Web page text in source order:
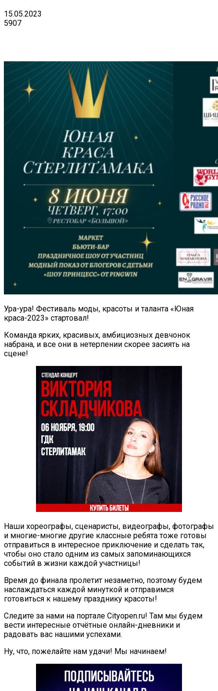
15.05.2023
5907
Ура-ура! Фестиваль моды, красоты и таланта «Юная
краса-2023» стартовал!
Команда ярких, красивых, амбициозных девчонок
набрана, и все они в нетерпении скорее засиять на
сцене!
Наши хореографы, сценаристы, видеографы, фотографы
и многие-многие другие классные ребята тоже готовы
отправиться в интересное приключение и сделать так,
чтобы оно стало одним из самых запоминающихся
событий в жизни каждой участницы!
Время до финала пролетит незаметно, поэтому будем
наслаждаться каждой минуткой и отправимся
готовиться к нашему празднику красоты!
Следите за нами на портале Cityopen.ru! Там мы будем
вести интересные отчётные онлайн-дневники и
радовать вас нашими успехами.
Ну, что, пожелайте нам удачи! Мы начинаем!